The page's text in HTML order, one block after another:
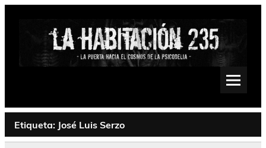
Saltar
Psychedelic, Stoner, Doom, Sludge, Fuzz, Space, Drone
Etiqueta: José Luis Serzo